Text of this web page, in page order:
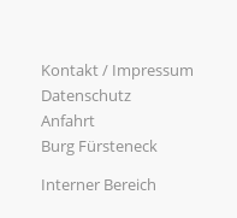
Kontakt / Impressum
Datenschutz
Anfahrt
Burg Fürsteneck
Interner Bereich